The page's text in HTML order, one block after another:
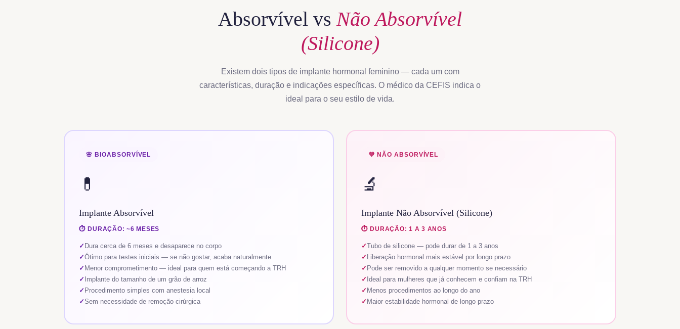
Absorvível vsNão Absorvível
(Silicone)
Existem dois tipos de implante hormonal feminino — cada um com
características, duração e indicações específicas. O médico da CEFIS indica o
ideal para o seu estilo de vida.
🌸 BIOABSORVÍVEL
💊
Implante Absorvível
⏱️ DURAÇÃO: ~6 MESES
Dura cerca de 6 meses e desaparece no corpo
Ótimo para testes iniciais — se não gostar, acaba naturalmente
Menor comprometimento — ideal para quem está começando a TRH
Implante do tamanho de um grão de arroz
Procedimento simples com anestesia local
Sem necessidade de remoção cirúrgica
💜 NÃO ABSORVÍVEL
🔬
Implante Não Absorvível (Silicone)
⏱️ DURAÇÃO: 1 A 3 ANOS
Tubo de silicone — pode durar de 1 a 3 anos
Liberação hormonal mais estável por longo prazo
Pode ser removido a qualquer momento se necessário
Ideal para mulheres que já conhecem e confiam na TRH
Menos procedimentos ao longo do ano
Maior estabilidade hormonal de longo prazo